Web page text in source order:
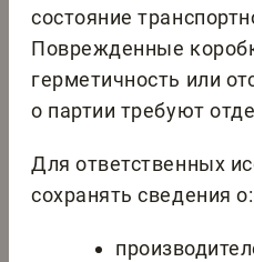
состояние
Поврежденные
герметичность или
о партии требуют
Для ответственных
сохранять сведения о: